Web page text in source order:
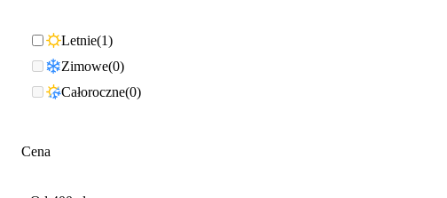
Letnie 1
Zimowe 0
Całoroczne 0
Cena